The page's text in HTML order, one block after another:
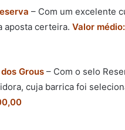
– Com um excelente
aposta certeira. Valor
Grous – Com o selo
cuja barrica foi